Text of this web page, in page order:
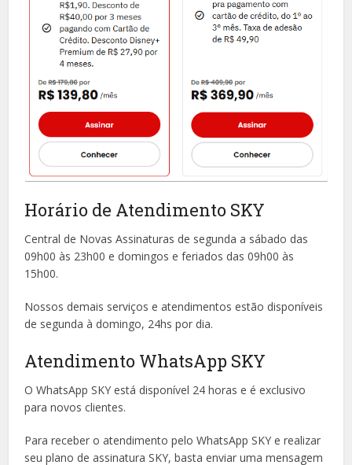
Horário de Atendimento SKY
Central de Novas Assinaturas de segunda a sábado das
09h00 às 23h00 e domingos e feriados das 09h00 às
15h00.
Nossos demais serviços e atendimentos estão disponíveis
de segunda à domingo, 24hs por dia.
Atendimento WhatsApp SKY
O WhatsApp SKY está disponível 24 horas e é exclusivo
para novos clientes.
Para receber o atendimento pelo WhatsApp SKY e realizar
seu plano de assinatura SKY, basta enviar uma mensagem